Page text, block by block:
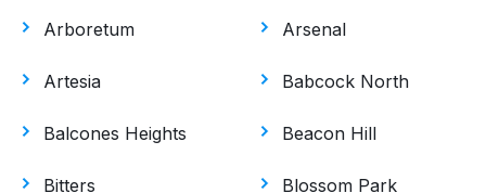
Arboretum Arsenal
Artesia Babcock North
Balcones Heights Beacon Hill
Bitters Blossom Park